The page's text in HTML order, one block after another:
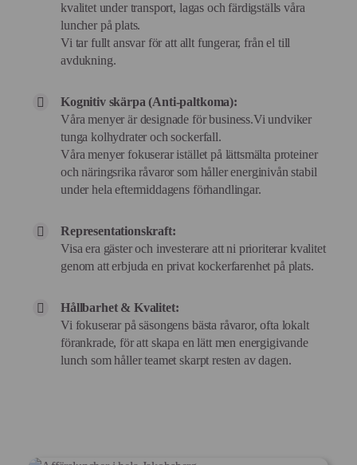
kvalitet under transport, lagas och färdigställs våra
luncher på plats.
Vi tar fullt ansvar för att allt fungerar, från el till
avdukning.
Kognitiv skärpa (Anti-paltkoma):
Våra menyer är designade för business.Vi undviker
tunga kolhydrater och sockerfall.
Våra menyer fokuserar istället på lättsmälta proteiner
och näringsrika råvaror som håller energinivån stabil
under hela eftermiddagens förhandlingar.
Representationskraft:
Visa era gäster och investerare att ni prioriterar kvalitet
genom att erbjuda en privat kockerfarenhet på plats.
Hållbarhet & Kvalitet:
Vi fokuserar på säsongens bästa råvaror, ofta lokalt
förankrade, för att skapa en lätt men energigivande
lunch som håller teamet skarpt resten av dagen.